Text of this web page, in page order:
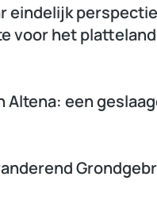
eindelijk
voor het platteland
Altena: een